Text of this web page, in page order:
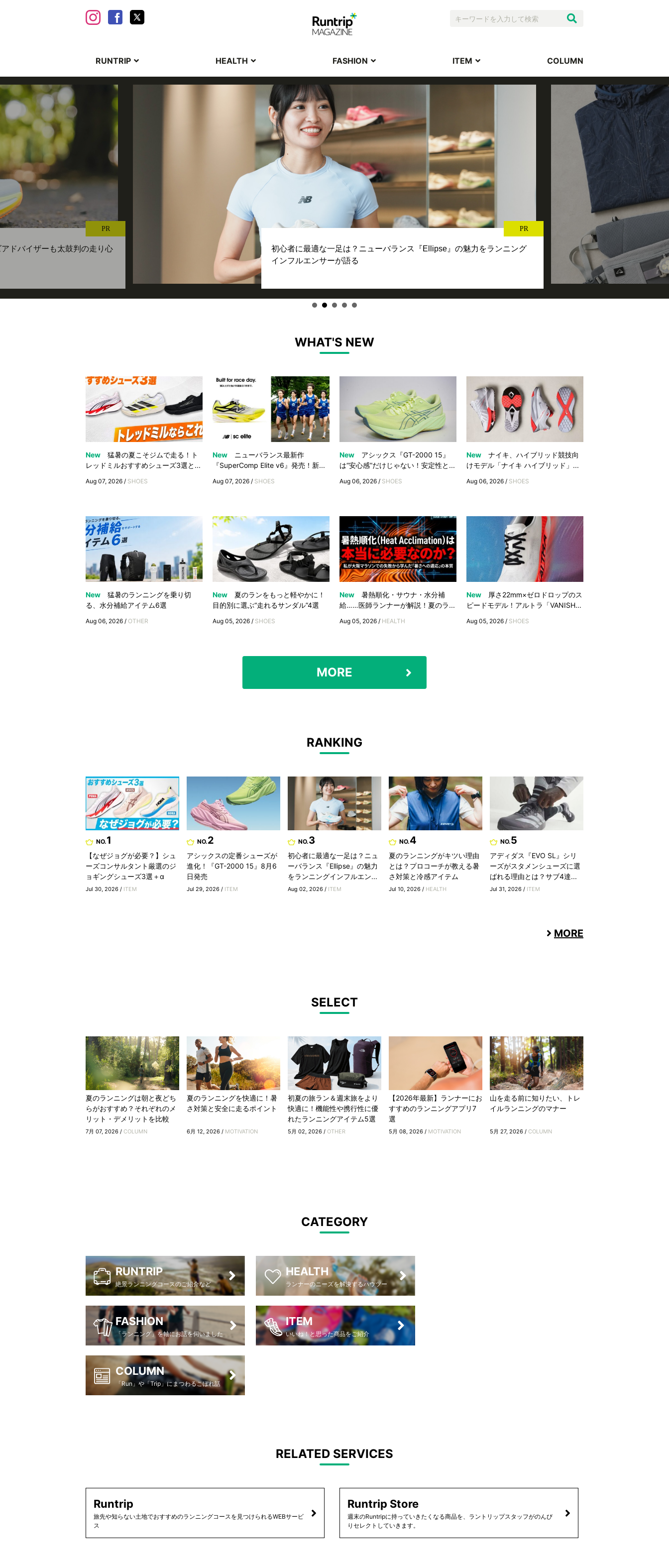
RUNTRIP HEALTH FASHION ITEM COLUMN
PR
ドバイザーも太鼓判の走り心
PR
初心者に最適な一足は？ニューバランス『Ellipse』の魅力をランニング
インフルエンサーが語る
WHAT'S NEW
New
猛暑の夏こそジムで走る！ト
レッドミルおすすめシューズ3選と...
Aug 07, 2026 / SHOES
New
ニューバランス最新作
『SuperComp Elite v6』発売！新...
Aug 07, 2026 / SHOES
New
アシックス『GT-2000 15』
は“安心感”だけじゃない！安定性と...
Aug 06, 2026 / SHOES
New
ナイキ、ハイブリッド競技向
けモデル「ナイキ ハイブリッド」...
Aug 06, 2026 / SHOES
New
猛暑のランニングを乗り切
る、水分補給アイテム6選
Aug 06, 2026 / OTHER
New
夏のランをもっと軽やかに！
目的別に選ぶ“走れるサンダル”4選
Aug 05, 2026 / SHOES
New
暑熱順化・サウナ・水分補
給……医師ランナーが解説！夏のラ...
Aug 05, 2026 / HEALTH
New
厚さ22mm×ゼロドロップのス
ピードモデル！アルトラ「VANISH...
Aug 05, 2026 / SHOES
MORE
RANKING
NO.1
【なぜジョグが必要？】シュ
ーズコンサルタント厳選のジ
ョギングシューズ3選＋α
Jul 30, 2026 / ITEM
NO.2
アシックスの定番シューズが
進化！『GT-2000 15』8月6
日発売
Jul 29, 2026 / ITEM
NO.3
初心者に最適な一足は？ニュ
ーバランス『Ellipse』の魅力
をランニングインフルエン...
Aug 02, 2026 / ITEM
NO.4
夏のランニングがキツい理由
とは？プロコーチが教える暑
さ対策と冷感アイテム
Jul 10, 2026 / HEALTH
NO.5
アディダス『EVO SL』シリ
ーズがスタメンシューズに選
ばれる理由とは？サブ4達...
Jul 31, 2026 / ITEM
MORE
SELECT
夏のランニングは朝と夜どち
らがおすすめ？それぞれのメ
リット・デメリットを比較
7月 07, 2026 / COLUMN
夏のランニングを快適に！暑
さ対策と安全に走るポイント
6月 12, 2026 / MOTIVATION
初夏の旅ラン＆週末旅をより
快適に！機能性や携行性に優
れたランニングアイテム5選
5月 02, 2026 / OTHER
【2026年最新】ランナーにお
すすめのランニングアプリ7
選
5月 08, 2026 / MOTIVATION
山を走る前に知りたい、トレ
イルランニングのマナー
5月 27, 2026 / COLUMN
CATEGORY
RUNTRIP
絶景ランニングコースのご紹介など
HEALTH
ランナーのニーズを解決するハウツー
FASHION
「ランニング」を軸にお話を伺いました
ITEM
いいね！と思った商品をご紹介
COLUMN
「Run」や「Trip」にまつわるこぼれ話
RELATED SERVICES
Runtrip
旅先や知らない土地でおすすめのランニングコースを見つけられるWEBサービ
ス
Runtrip Store
週末のRuntripに持っていきたくなる商品を、ラントリップスタッフがのんび
りセレクトしていきます。